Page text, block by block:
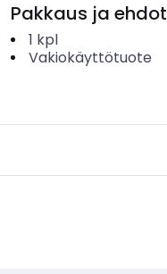
Pakkaus ja ehdot
1 kpl
Vakiokäyttötuote